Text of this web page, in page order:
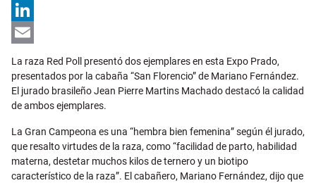
X
LinkedIn
La raza Red Poll presentó dos ejemplares en esta Expo Prado,
presentados por la cabaña “San Florencio” de Mariano Fernández.
El jurado brasileño Jean Pierre Martins Machado destacó la calidad
de ambos ejemplares.
La Gran Campeona es una “hembra bien femenina” según él jurado,
que resalto virtudes de la raza, como “facilidad de parto, habilidad
materna, destetar muchos kilos de ternero y un biotipo
característico de la raza”. El cabañero, Mariano Fernández, dijo que